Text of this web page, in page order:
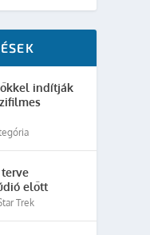
indítják
terve
előtt
Trek